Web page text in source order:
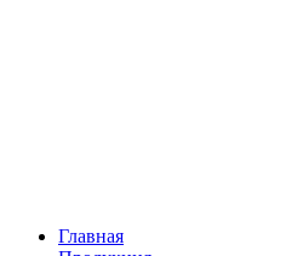
Главная